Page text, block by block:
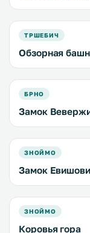
ТРШЕБИЧ
Обзорная
БРНО
Замок
ЗНОЙМО
Замок
ЗНОЙМО
Коровья гора